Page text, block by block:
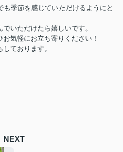
も季節を感じていただけるようにと
いただけたら嬉しいです。
気軽にお立ち寄りください！
ております。
NEXT